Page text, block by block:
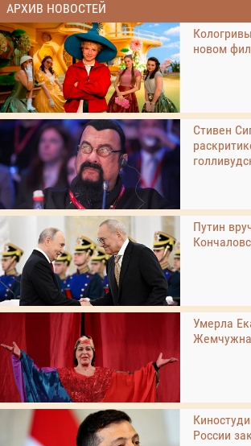
АРХИВ НОВОСТЕЙ
новом
Стивен
Путин
Умерла
России